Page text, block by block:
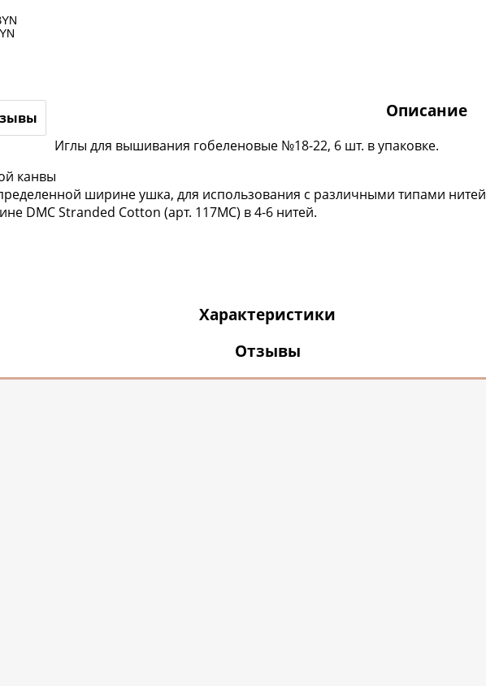
Описание
Иглы для вышивания гобеленовые №18-22, 6 шт. в упаковке.
канвы
ширине ушка, для использования с различными типами нитей
DMC Stranded Cotton (арт. 117MC) в 4-6 нитей.
Характеристики
Отзывы